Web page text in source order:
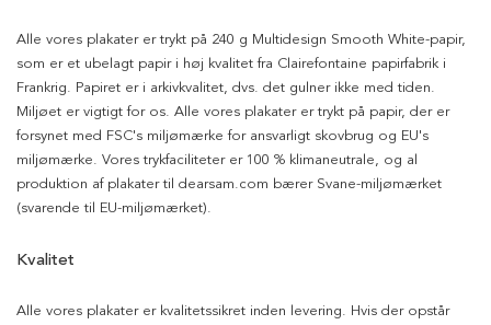
Alle vores plakater er trykt på 240 g Multidesign Smooth White-papir,
som er et ubelagt papir i høj kvalitet fra Clairefontaine papirfabrik i
Frankrig. Papiret er i arkivkvalitet, dvs. det gulner ikke med tiden.
Miljøet er vigtigt for os. Alle vores plakater er trykt på papir, der er
forsynet med FSC's miljømærke for ansvarligt skovbrug og EU's
miljømærke. Vores trykfaciliteter er 100 % klimaneutrale, og al
produktion af plakater til dearsam.com bærer Svane-miljømærket
(svarende til EU-miljømærket).
Kvalitet
Alle vores plakater er kvalitetssikret inden levering. Hvis der opstår